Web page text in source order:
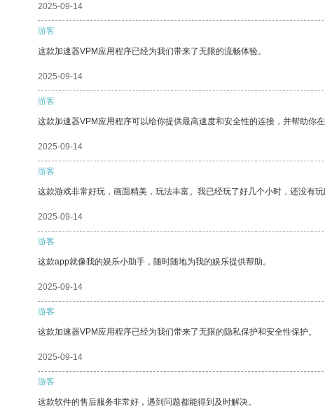
2025-09-14
游客
这款加速器VPM应用程序已经为我们带来了无限的流畅体验。
2025-09-14
游客
这款加速器VPM应用程序可以给你提供最高速度和安全性的连接，并帮助你在
2025-09-14
游客
这款游戏非常好玩，画面精美，玩法丰富。我已经玩了好几个小时，还没有玩
2025-09-14
游客
这款app就像我的娱乐小助手，随时随地为我的娱乐提供帮助。
2025-09-14
游客
这款加速器VPM应用程序已经为我们带来了无限的隐私保护和安全性保护。
2025-09-14
游客
这款软件的售后服务非常好，遇到问题都能得到及时解决。